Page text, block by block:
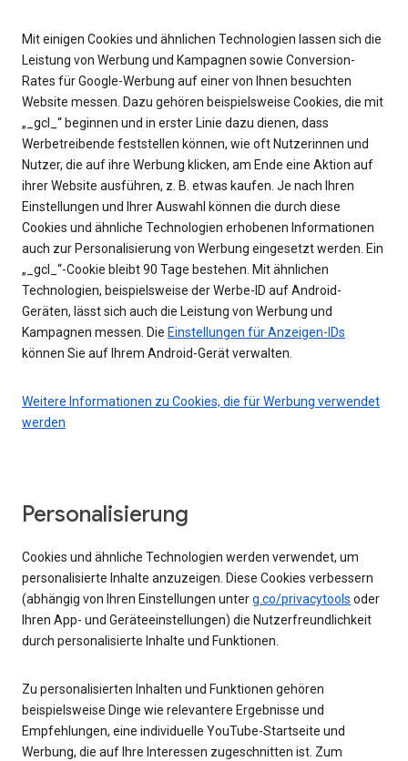
Mit einigen Cookies und ähnlichen Technologien lassen sich die
Leistung von Werbung und Kampagnen sowie Conversion-
Rates für Google-Werbung auf einer von Ihnen besuchten
Website messen. Dazu gehören beispielsweise Cookies, die mit
„_gcl_“ beginnen und in erster Linie dazu dienen, dass
Werbetreibende feststellen können, wie oft Nutzerinnen und
Nutzer, die auf ihre Werbung klicken, am Ende eine Aktion auf
ihrer Website ausführen, z. B. etwas kaufen. Je nach Ihren
Einstellungen und Ihrer Auswahl können die durch diese
Cookies und ähnliche Technologien erhobenen Informationen
auch zur Personalisierung von Werbung eingesetzt werden. Ein
„_gcl_“-Cookie bleibt 90 Tage bestehen. Mit ähnlichen
Technologien, beispielsweise der Werbe-ID auf Android-
Geräten, lässt sich auch die Leistung von Werbung und
Kampagnen messen. Die Einstellungen für Anzeigen-IDs
können Sie auf Ihrem Android-Gerät verwalten.
Weitere Informationen zu Cookies, die für Werbung verwendet
werden
Personalisierung
Cookies und ähnliche Technologien werden verwendet, um
personalisierte Inhalte anzuzeigen. Diese Cookies verbessern
(abhängig von Ihren Einstellungen unterg.co/privacytools oder
Ihren App- und Geräteeinstellungen) die Nutzerfreundlichkeit
durch personalisierte Inhalte und Funktionen.
Zu personalisierten Inhalten und Funktionen gehören
beispielsweise Dinge wie relevantere Ergebnisse und
Empfehlungen, eine individuelle YouTube-Startseite und
Werbung, die auf Ihre Interessen zugeschnitten ist. Zum